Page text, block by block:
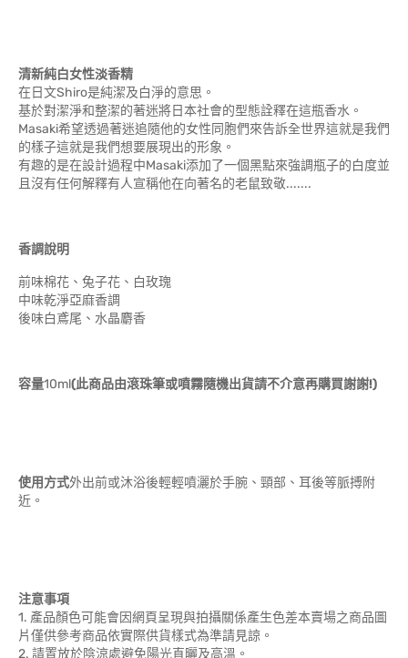
清新純白女性淡香精
在日文Shiro是純潔及白淨的意思。
基於對潔淨和整潔的著迷將日本社會的型態詮釋在這瓶香水。
Masaki希望透過著迷追隨他的女性同胞們來告訴全世界這就是我們
的樣子這就是我們想要展現出的形象。
有趣的是在設計過程中Masaki添加了一個黑點來強調瓶子的白度並
且沒有任何解釋有人宣稱他在向著名的老鼠致敬.......
香調說明
前味棉花、兔子花、白玫瑰
中味乾淨亞麻香調
後味白鳶尾、水晶麝香
容量10ml(此商品由滾珠筆或噴霧隨機出貨請不介意再購買謝謝!)
使用方式外出前或沐浴後輕輕噴灑於手腕、頸部、耳後等脈搏附
近。
注意事項
1. 產品顏色可能會因網頁呈現與拍攝關係產生色差本賣場之商品圖
片僅供參考商品依實際供貨樣式為準請見諒。
2. 請置放於陰涼處避免陽光直曬及高溫。